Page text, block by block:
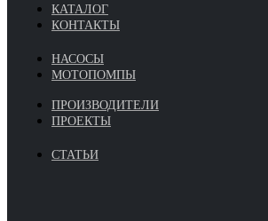
КАТАЛОГ
КОНТАКТЫ
НАСОСЫ
МОТОПОМПЫ
ПРОИЗВОДИТЕЛИ
ПРОЕКТЫ
СТАТЬИ